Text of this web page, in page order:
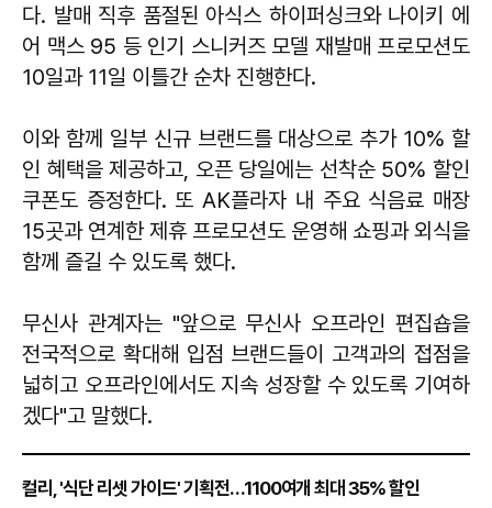
다. 발매 직후 품절된 아식스 하이퍼싱크와 나이키 에
어 맥스 95 등 인기 스니커즈 모델 재발매 프로모션도
10일과 11일 이틀간 순차 진행한다.
이와 함께 일부 신규 브랜드를 대상으로 추가 10% 할
인 혜택을 제공하고, 오픈 당일에는 선착순 50% 할인
쿠폰도 증정한다. 또 AK플라자 내 주요 식음료 매장
15곳과 연계한 제휴 프로모션도 운영해 쇼핑과 외식을
함께 즐길 수 있도록 했다.
무신사 관계자는 "앞으로 무신사 오프라인 편집숍을
전국적으로 확대해 입점 브랜드들이 고객과의 접점을
넓히고 오프라인에서도 지속 성장할 수 있도록 기여하
겠다"고 말했다.
컬리, '식단 리셋 가이드' 기획전…1100여개 최대 35% 할인